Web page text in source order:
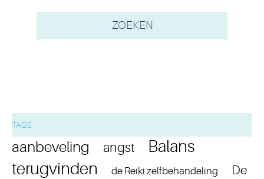
TAGS
aanbeveling angst
Balans
terugvinden
de Reiki zelfbehandeling
De